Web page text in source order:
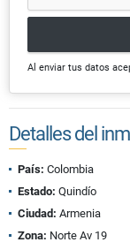
Al enviar tus datos
Detalles del
País: Colombia
Estado: Quindío
Ciudad: Armenia
Zona: Norte Av 19